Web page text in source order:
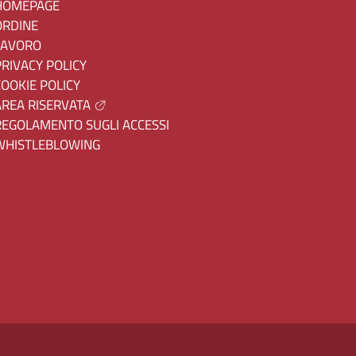
POLICY
POLICY
RISERVATA
SUGLI ACCESSI